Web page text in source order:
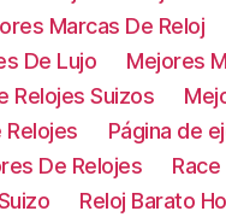
Marcas De Reloj
De Lujo
Mejores
Relojes Suizos
Relojes Página de
De Relojes
Reloj Barato